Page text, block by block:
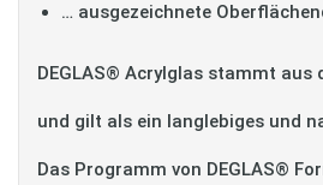
… ausgezeichnete
DEGLAS® Acrylglas stammt aus
und gilt als ein langlebiges und
Das Programm von DEGLAS®